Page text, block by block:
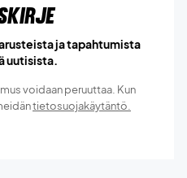
ja tapahtumista
uutisista.
voidaan peruuttaa. Kun
tietosuojakäytäntö.